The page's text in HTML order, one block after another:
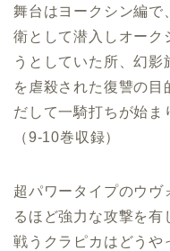
舞台はヨークシン編で
衛として潜入しオーク
うとしていた所、幻
を虐殺された復讐の目
だして一騎打ちが始ま
（9-10巻収録）
超パワータイプのウヴ
るほど強力な攻撃を有
戦うクラピカはどうや